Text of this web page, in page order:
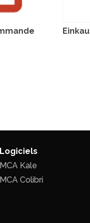
Logiciels
MCA Kale
MCA Colibri